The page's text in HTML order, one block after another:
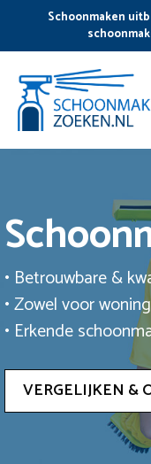
de
inhoud
Schoonmaken
• Betrouwbare &
• Zowel voor
• Erkende
VERGELIJKEN &